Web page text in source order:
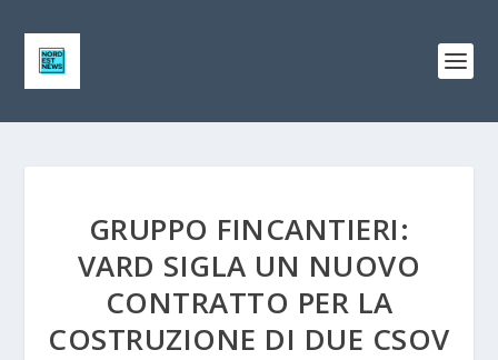
GRUPPO FINCANTIERI:
VARD SIGLA UN NUOVO
CONTRATTO PER LA
COSTRUZIONE DI DUE CSOV